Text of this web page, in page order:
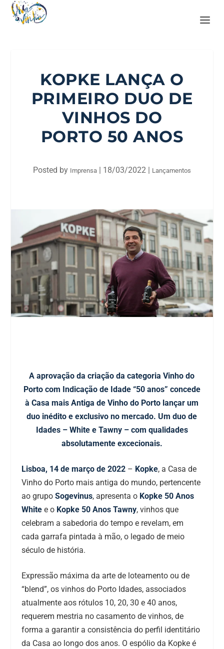
KOPKE LANÇA O
PRIMEIRO DUO DE
VINHOS DO
PORTO 50 ANOS
Posted by Imprensa | 18/03/2022 | Lançamentos
A aprovação da criação da categoria Vinho do
Porto com Indicação de Idade “50 anos” concede
à Casa mais Antiga de Vinho do Porto lançar um
duo inédito e exclusivo no mercado. Um duo de
Idades – White e Tawny – com qualidades
absolutamente excecionais.
Lisboa, 14 de março de 2022– Kopke, a Casa de
Vinho do Porto mais antiga do mundo, pertencente
ao grupo Sogevinus, apresenta o Kopke 50 Anos
Whitee o Kopke 50 Anos Tawny, vinhos que
celebram a sabedoria do tempo e revelam, em
cada garrafa pintada à mão, o legado de meio
século de história.
Expressão máxima da arte de loteamento ou de
“blend”, os vinhos do Porto Idades, associados
atualmente aos rótulos 10, 20, 30 e 40 anos,
requerem mestria no casamento de vinhos, de
forma a garantir a consistência do perfil identitário
da Casa ao longo dos anos. O espólio da Kopke é